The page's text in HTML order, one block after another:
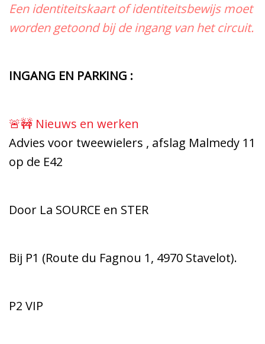
Een identiteitskaart of identiteitsbewijs moet
worden getoond bij de ingang van het circuit.
INGANG EN PARKING :
🚨🚧 Nieuws en werken
Advies voor tweewielers , afslag Malmedy 11
op de E42
Door La SOURCE en STER
Bij P1 (Route du Fagnou 1, 4970 Stavelot).
P2 VIP